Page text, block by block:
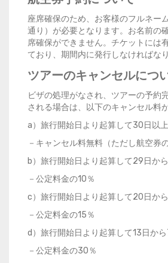
座席確保のため、お客様のフルネー
通り）が必要となります。お名前の
席確保ができません。チケットには
ており、期間内に発行しなければな
ツアーのキャンセルにつ
ビザの処理がなされ、ツアーの予約
される場合は、以下のキャンセル料
a）旅行開始日より起算して30日以
－キャンセル料無料（ただし航空券
b）旅行開始日より起算して29日か
－公定料金の10％
c）旅行開始日より起算して20日か
－公定料金の15％
d）旅行開始日より起算して13日か
－公定料金の30％